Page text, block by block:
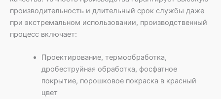
производительность и длительный срок службы даже
при экстремальном использовании, производственный
процесс включает:
Проектирование, термообработка,
дробеструйная обработка, фосфатное
покрытие, порошковое покраска в красный
цвет